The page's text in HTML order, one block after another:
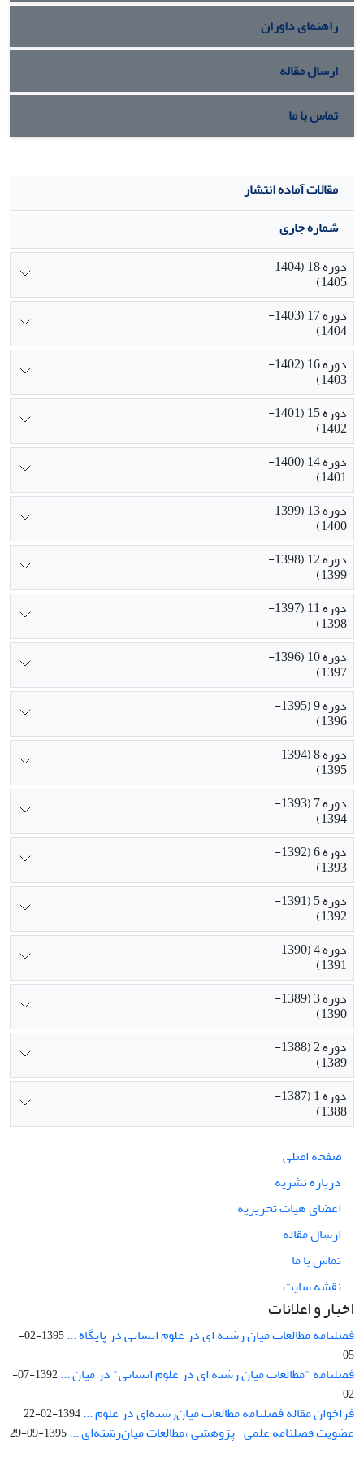
راهنمای داوران
ارسال مقاله
تماس با ما
مقالات آماده انتشار
شماره جاری
دوره 18 (1404-
1405)
دوره 17 (1403-
1404)
دوره 16 (1402-
1403)
دوره 15 (1401-
1402)
دوره 14 (1400-
1401)
دوره 13 (1399-
1400)
دوره 12 (1398-
1399)
دوره 11 (1397-
1398)
دوره 10 (1396-
1397)
دوره 9 (1395-
1396)
دوره 8 (1394-
1395)
دوره 7 (1393-
1394)
دوره 6 (1392-
1393)
دوره 5 (1391-
1392)
دوره 4 (1390-
1391)
دوره 3 (1389-
1390)
دوره 2 (1388-
1389)
دوره 1 (1387-
1388)
صفحه اصلی
درباره نشریه
اعضای هیات تحریریه
ارسال مقاله
تماس با ما
نقشه سایت
اخبار و اعلانات
فصلنامه مطالعات میان رشته ای در علوم انسانی در پایگاه ...
1395-02-
05
فصلنامه "مطالعات میان رشته ای در علوم انسانی" در میان ...
1392-07-
02
فراخوان مقاله فصلنامه مطالعات میان‌رشته‌ای در علوم ...1394-02-22
عضویت فصلنامه علمی- پژوهشی «مطالعات میان‌رشته‌ای ...1395-09-29